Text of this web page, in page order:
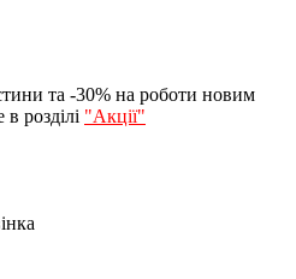
та -30% на роботи новим
розділі "Акції"